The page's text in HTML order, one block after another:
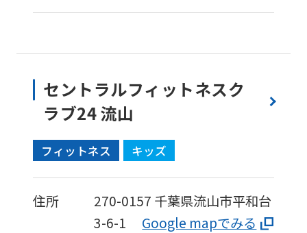
セントラルフィットネスク
ラブ24 流山
フィットネス キッズ
住所 270-0157 千葉県流山市平和台
3-6-1
Google mapでみる
understand
before
the
service.
Automatic